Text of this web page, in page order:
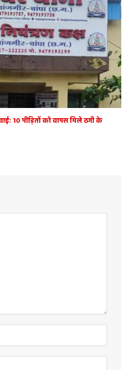
10 पीड़ितों को वापस मिले ठगी के